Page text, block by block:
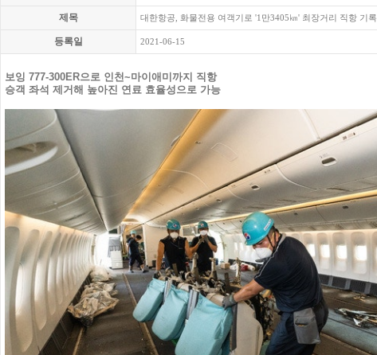
제목 대한항공, 화물전용 여객기로 '1만3405㎞' 최장거리 직항 기록
등록일 2021-06-15
보잉 777-300ER으로 인천~마이애미까지 직항
승객 좌석 제거해 높아진 연료 효율성으로 가능